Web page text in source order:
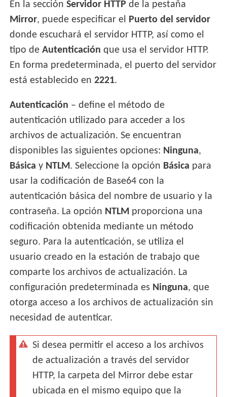
En la secciónServidor HTTP de la pestaña
Mirror, puede especificar el Puerto del servidor
donde escuchará el servidor HTTP, así como el
tipo deAutenticación que usa el servidor HTTP.
En forma predeterminada, el puerto del servidor
está establecido en2221.
Autenticación – define el método de
autenticación utilizado para acceder a los
archivos de actualización. Se encuentran
disponibles las siguientes opciones: Ninguna,
Básica y NTLM. Seleccione la opción Básica para
usar la codificación de Base64 con la
autenticación básica del nombre de usuario y la
contraseña. La opción NTLM proporciona una
codificación obtenida mediante un método
seguro. Para la autenticación, se utiliza el
usuario creado en la estación de trabajo que
comparte los archivos de actualización. La
configuración predeterminada es Ninguna, que
otorga acceso a los archivos de actualización sin
necesidad de autenticar.
Si desea permitir el acceso a los archivos
de actualización a través del servidor
HTTP, la carpeta del Mirror debe estar
ubicada en el mismo equipo que la